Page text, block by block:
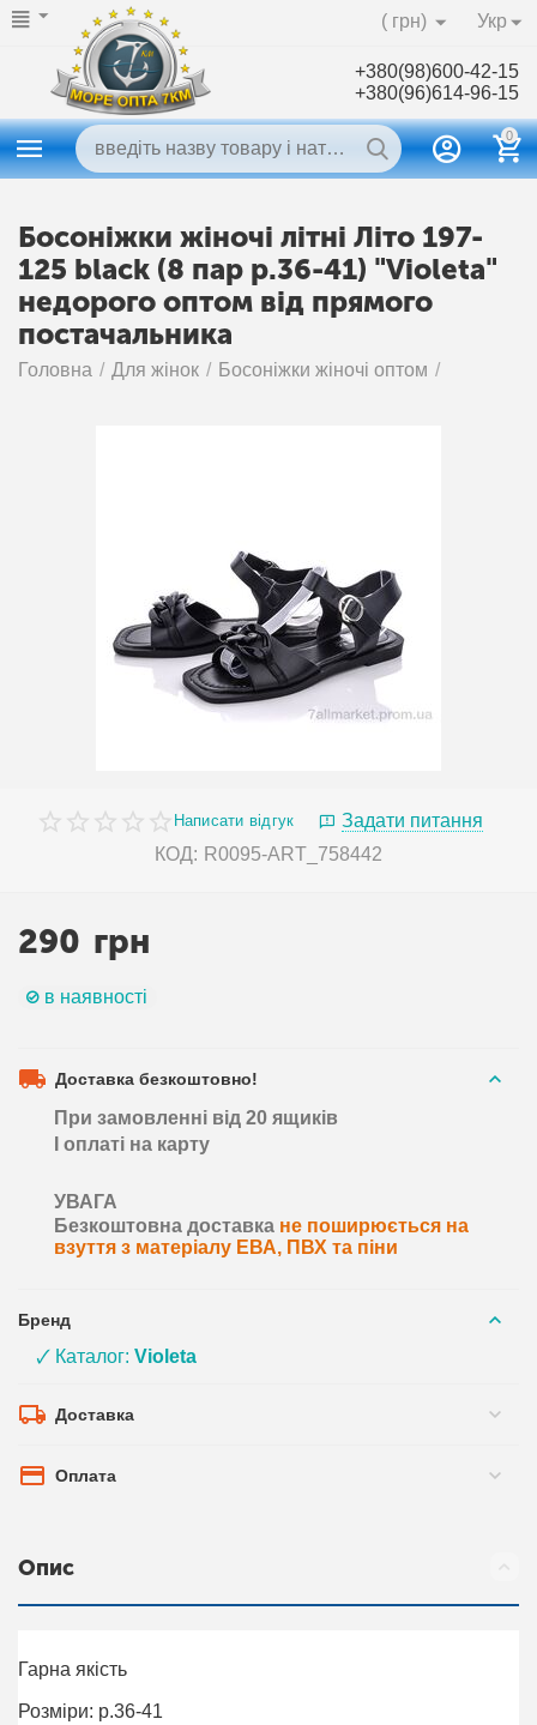
Укр
( грн)
+380(98)600-42-15
+380(96)614-96-15
0
Босоніжки жіночі літні Літо 197-
125 black (8 пар р.36-41) "Violeta"
недорого оптом від прямого
постачальника
Головна / Для жінок / Босоніжки жіночі оптом /
Написати відгук
Задати питання
КОД: R0095-ART_758442
290 грн
в наявності
Доставка безкоштовно!
При замовленні від 20 ящиків
І оплаті на карту
УВАГА
Безкоштовна доставка не поширюється на
взуття з матеріалу ЕВА, ПВХ та піни
Бренд
🗸 Каталог:Violeta
Доставка
Оплата
Опис
Гарна якість
Розміри: р.36-41